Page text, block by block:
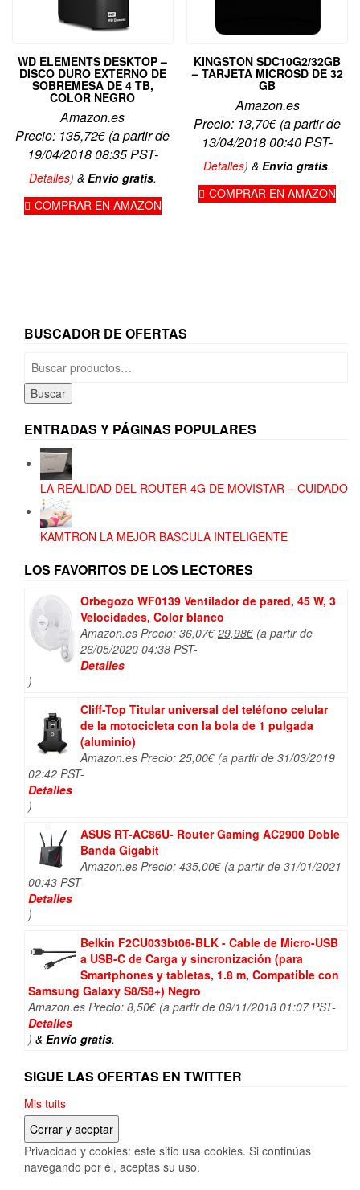
WD ELEMENTS DESKTOP –
DISCO DURO EXTERNO DE
SOBREMESA DE 4 TB,
COLOR NEGRO
Amazon.es
Precio: 135,72€(a partir de
19/04/2018 08:35 PST-
Detalles) & Envío gratis.
COMPRAR EN AMAZON
KINGSTON SDC10G2/32GB
– TARJETA MICROSD DE 32
GB
Amazon.es
Precio: 13,70€(a partir de
13/04/2018 00:40 PST-
Detalles)&Envío gratis.
COMPRAR EN AMAZON
BUSCADOR DE OFERTAS
Buscar
por:
Buscar
ENTRADAS Y PÁGINAS POPULARES
LA REALIDAD DEL ROUTER 4G DE MOVISTAR – CUIDADO
KAMTRON LA MEJOR BASCULA INTELIGENTE
LOS FAVORITOS DE LOS LECTORES
Orbegozo WF0139 Ventilador de pared, 45 W, 3
Velocidades, Color blanco
Amazon.es Precio: 36,07€ El
29,98€El(a partir de
26/05/2020 04:38 PST-
Detalles
)
Cliff-Top Titular universal del teléfono celular
de la motocicleta con la bola de 1 pulgada
(aluminio)
Amazon.es Precio: 25,00€ (a partir de 31/03/2019
02:42 PST-
Detalles
)
ASUS RT-AC86U- Router Gaming AC2900 Doble
Banda Gigabit
Amazon.es Precio: 435,00€ (a partir de 31/01/2021
00:43 PST-
Detalles
)
Belkin F2CU033bt06-BLK - Cable de Micro-USB
a USB-C de Carga y sincronización (para
Smartphones y tabletas, 1.8 m, Compatible con
Samsung Galaxy S8/S8+) Negro
Amazon.es Precio: 8,50€ (a partir de 09/11/2018 01:07 PST-
Detalles
) & Envío gratis.
SIGUE LAS OFERTAS EN TWITTER
Mis tuits
Privacidad y cookies: este sitio usa cookies. Si continúas
navegando por él, aceptas su uso.